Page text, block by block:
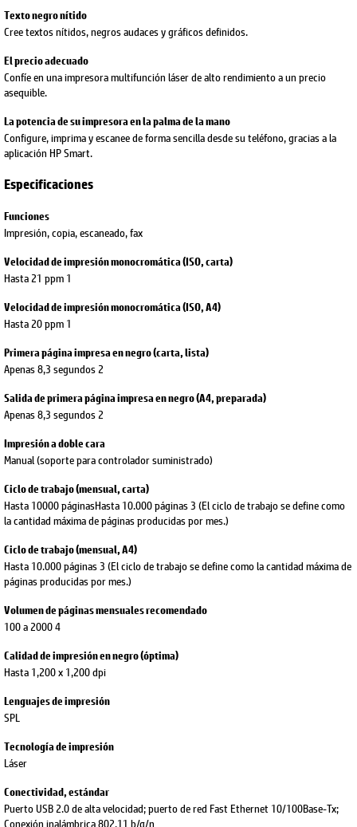
Texto negro nítido
Cree textos nítidos, negros audaces y gráficos definidos.
El precio adecuado
Confíe en una impresora multifunción láser de alto rendimiento a un precio
asequible.
La potencia de su impresora en la palma de la mano
Configure, imprima y escanee de forma sencilla desde su teléfono, gracias a la
aplicación HP Smart.
Especificaciones
Funciones
Impresión, copia, escaneado, fax
Velocidad de impresión monocromática (ISO, carta)
Hasta 21 ppm 1
Velocidad de impresión monocromática (ISO, A4)
Hasta 20 ppm 1
Primera página impresa en negro (carta, lista)
Apenas 8,3 segundos 2
Salida de primera página impresa en negro (A4, preparada)
Apenas 8,3 segundos 2
Impresión a doble cara
Manual (soporte para controlador suministrado)
Ciclo de trabajo (mensual, carta)
Hasta 10000 páginasHasta 10.000 páginas 3 (El ciclo de trabajo se define como
la cantidad máxima de páginas producidas por mes.)
Ciclo de trabajo (mensual, A4)
Hasta 10.000 páginas 3 (El ciclo de trabajo se define como la cantidad máxima de
páginas producidas por mes.)
Volumen de páginas mensuales recomendado
100 a 2000 4
Calidad de impresión en negro (óptima)
Hasta 1,200 x 1,200 dpi
Lenguajes de impresión
SPL
Tecnología de impresión
Láser
Conectividad, estándar
Puerto USB 2.0 de alta velocidad; puerto de red Fast Ethernet 10/100Base-Tx;
Conexión inalámbrica 802.11 b/g/n